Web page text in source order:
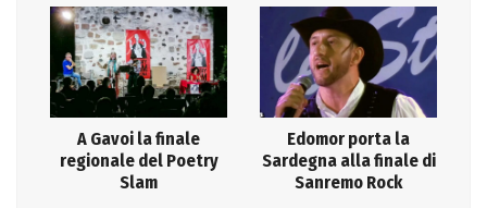
A Gavoi la finale
regionale del Poetry
Slam
Edomor porta la
Sardegna alla finale di
Sanremo Rock